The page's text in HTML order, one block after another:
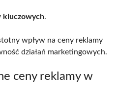
kluczowych.
wpływ na ceny reklamy
działań marketingowych.
ceny reklamy w